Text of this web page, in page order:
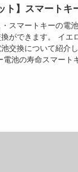
ト】スマート
スマートキーの電
ができます。 イエ
交換について紹介
電池の寿命スマート